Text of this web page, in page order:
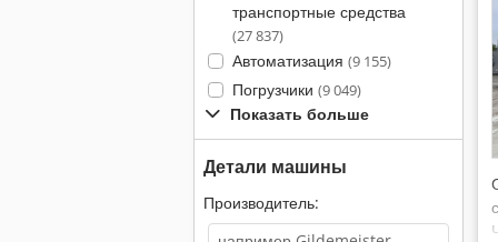
транспортные средства
(27 837)
Автоматизация (9 155)
Погрузчики (9 049)
Показать больше
Детали машины
Производитель: